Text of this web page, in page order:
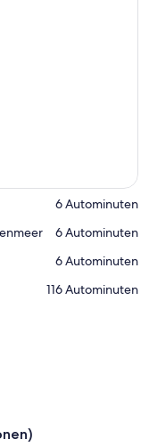
‪6 Autominuten‬
‪6 Autominuten‬
‪6 Autominuten‬
‪116 Autominuten‬